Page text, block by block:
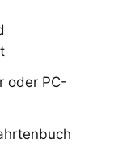
oder PC-